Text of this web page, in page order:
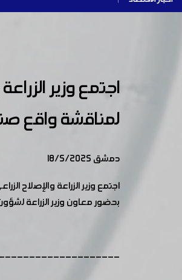
اجتمع وزير
لمناقشة واقع
دمشق 18/5/2025
اجتمع وزير الزراعة والإصلاح
بحضور معاون وزير الزراعة لشؤون